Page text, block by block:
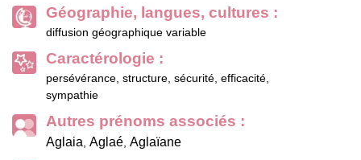
Géographie, langues, cultures :
diffusion géographique variable
Caractérologie :
persévérance, structure, sécurité, efficacité,
sympathie
Autres prénoms associés :
Aglaia, Aglaé, Aglaïane